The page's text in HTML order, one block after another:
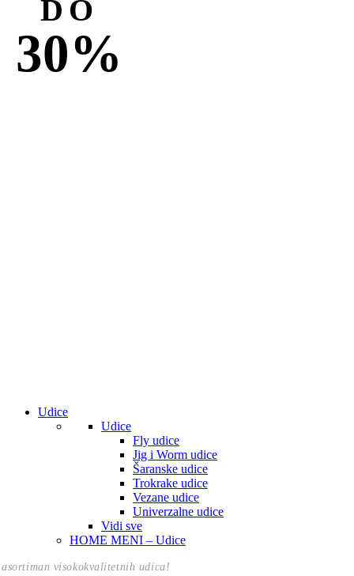
DO
30%
Udice
Udice
Fly udice
Jig i Worm udice
Šaranske udice
Trokrake udice
Vezane udice
Univerzalne udice
Vidi sve
HOME MENI – Udice
visokokvalitetnih udica!